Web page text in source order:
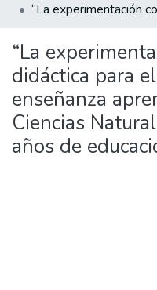
Statistics
“La
didáctica para
enseñanza
Ciencias
años de